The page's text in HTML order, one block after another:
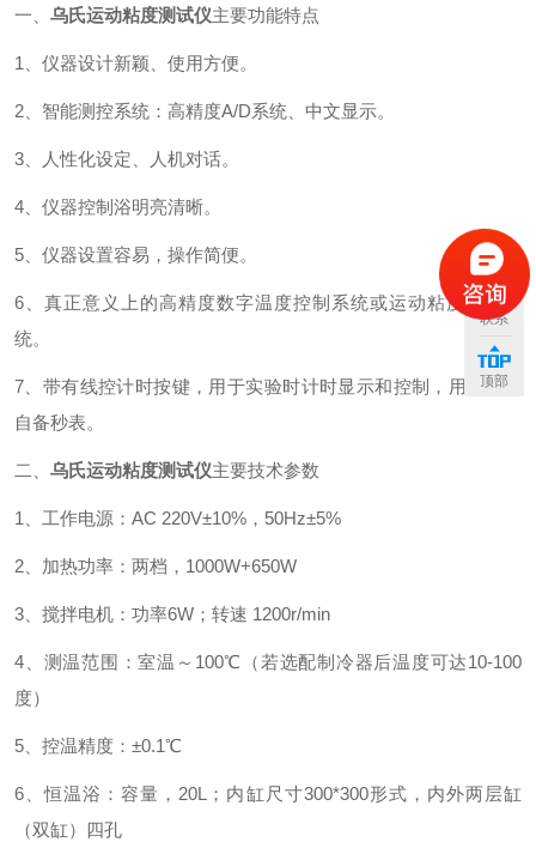
一、 乌氏运动粘度测试仪主要功能特点
1、仪器设计新颖、使用方便。
2、智能测控系统：高精度A/D系统、中文显示。
3、人性化设定、人机对话。
4、仪器控制浴明亮清晰。
5、仪器设置容易，操作简便。
6、真正意义上的高精度数字温度控制系统或运动粘度测试系
统。
7、带有线控计时按键，用于实验时计时显示和控制，用户无需
自备秒表。
二、 乌氏运动粘度测试仪主要技术参数
1、工作电源：AC 220V±10%，50Hz±5%
2、加热功率：两档，1000W+650W
3、搅拌电机：功率6W；转速 1200r/min
4、测温范围：室温～100℃（若选配制冷器后温度可达10-100
度）
5、控温精度：±0.1℃
6、恒温浴：容量，20L；内缸尺寸300*300形式，内外两层缸
（双缸）四孔
联系
顶部